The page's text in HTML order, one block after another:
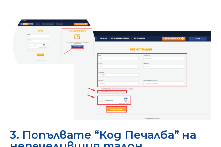
3. Попълвате “Код Печалба” на